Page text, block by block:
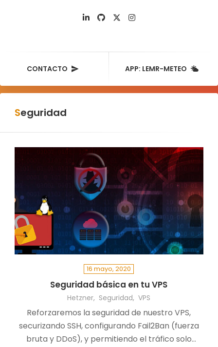
CONTACTO APP: LEMR-METEO
Seguridad
16 mayo, 2020
Seguridad básica en tu VPS
Hetzner Seguridad VPS
Reforzaremos la seguridad de nuestro VPS,
securizando SSH, configurando Fail2Ban (fuerza
bruta y DDoS), y permitiendo el tráfico solo